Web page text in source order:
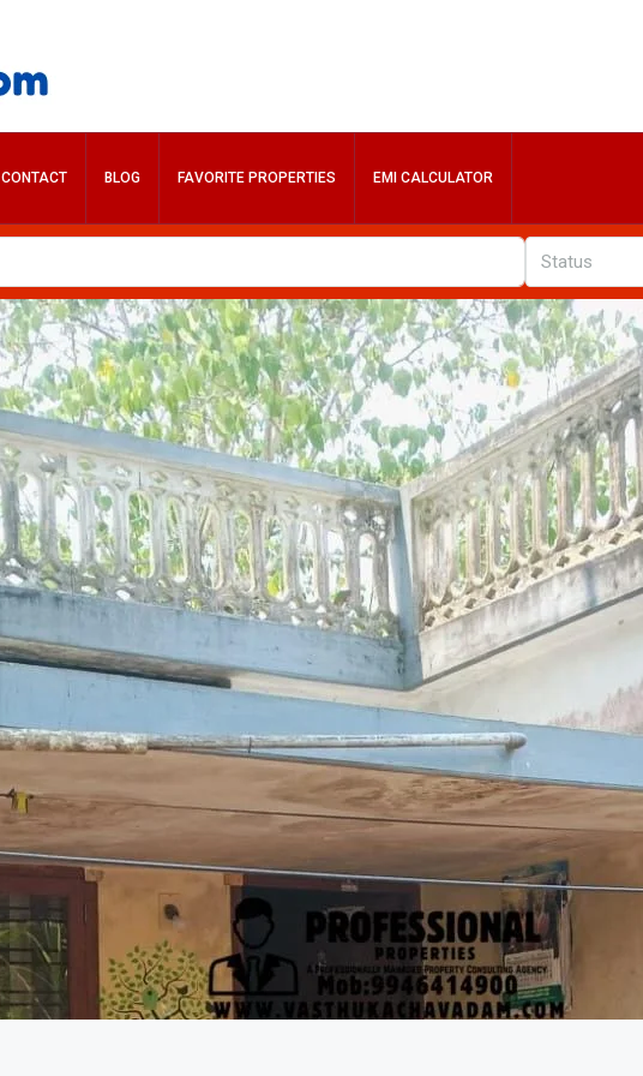
CONTACT BLOG FAVORITE PROPERTIES EMI CALCULATOR
Status